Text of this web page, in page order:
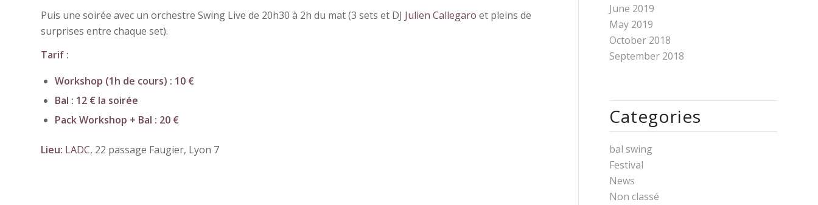
Puis une soirée avec un orchestre Swing Live de 20h30 à 2h du mat (3 sets et DJ Julien Callegaro et pleins de
surprises entre chaque set).
Tarif :
Workshop (1h de cours) : 10 €
Bal : 12 € la soirée
Pack Workshop + Bal : 20 €
Lieu: LADC, 22 passage Faugier, Lyon 7
June 2019
May 2019
October 2018
September 2018
Categories
bal swing
Festival
News
Non classé